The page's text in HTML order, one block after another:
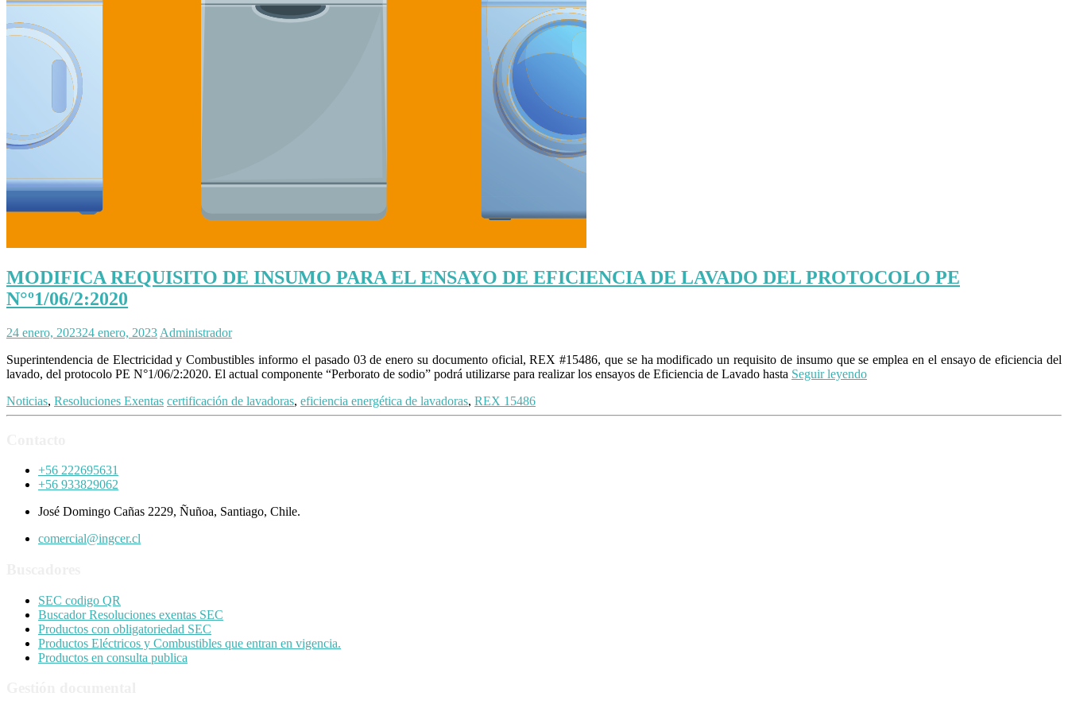
MODIFICA REQUISITO DE INSUMO PARA EL ENSAYO DE EFICIENCIA DE LAVADO DEL PROTOCOLO PE
N°º1/06/2:2020
24 enero, 202324 enero, 2023 Administrador
Superintendencia de Electricidad y Combustibles informo el pasado 03 de enero su documento oficial, REX #15486, que se ha modificado un requisito de insumo que se emplea en el ensayo de eficiencia del
lavado, del protocolo PE N°1/06/2:2020. El actual componente “Perborato de sodio” podrá utilizarse para realizar los ensayos de Eficiencia de Lavado hasta Seguir leyendo
Noticias, Resoluciones Exentas certificación de lavadoras, eficiencia energética de lavadoras, REX 15486
+56 222695631
+56 933829062
José Domingo Cañas 2229, Ñuñoa, Santiago, Chile.
comercial@ingcer.cl
SEC codigo QR
Buscador Resoluciones exentas SEC
Productos con obligatoriedad SEC
Productos Eléctricos y Combustibles que entran en vigencia.
Productos en consulta publica